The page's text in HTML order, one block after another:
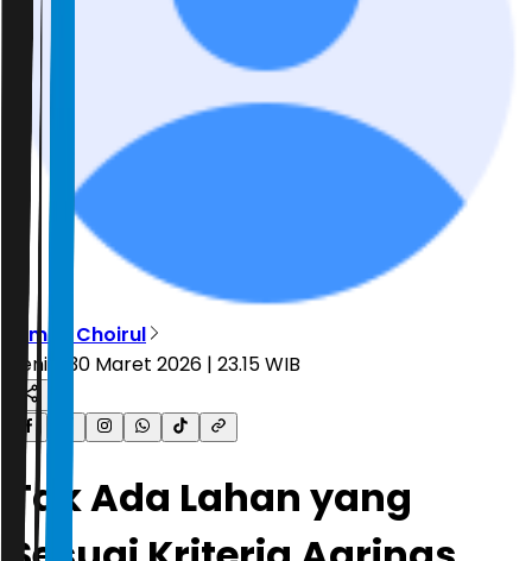
Dimas Choirul
Senin, 30 Maret 2026 | 23.15 WIB
Tak Ada Lahan yang